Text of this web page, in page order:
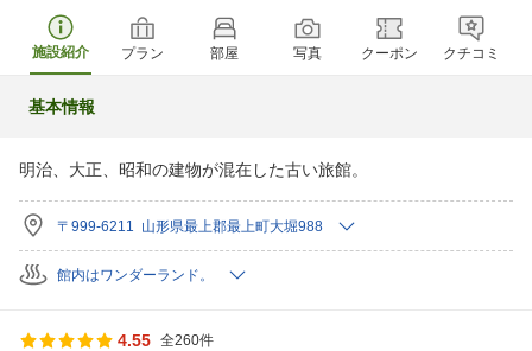
施設紹介 プラン 部屋 写真 クーポン クチコミ
基本情報
明治、大正、昭和の建物が混在した古い旅館。
〒999-6211 山形県最上郡最上町大堀988
館内はワンダーランド。
4.55 全260件